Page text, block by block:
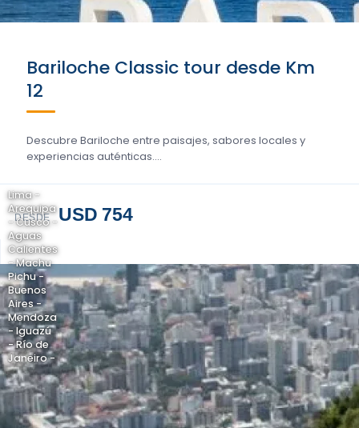
Bariloche Classic tour desde Km
12
Descubre Bariloche entre paisajes, sabores locales y
experiencias auténticas....
DESDE USD 754
Lima -
Arequipa
- Cusco -
Aguas
Calientes
- Machu
Pichu -
Buenos
Aires -
Mendoza
- Iguazú
- Río de
Janeiro -